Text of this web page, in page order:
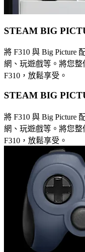
STEAM BIG
將 F310 與 Big Picture
網、玩遊戲等。將您整
F310，放鬆享受。
STEAM BIG
將 F310 與 Big Picture
網、玩遊戲等。將您整
F310，放鬆享受。